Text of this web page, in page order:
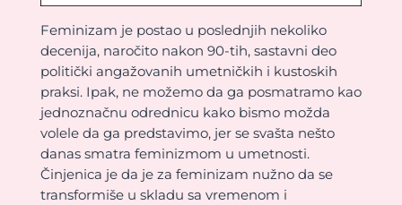
Feminizam je postao u poslednjih nekoliko
decenija, naročito nakon 90-tih, sastavni deo
politički angažovanih umetničkih i kustoskih
praksi. Ipak, ne možemo da ga posmatramo kao
jednoznačnu odrednicu kako bismo možda
volele da ga predstavimo, jer se svašta nešto
danas smatra feminizmom u umetnosti.
Činjenica je da je za feminizam nužno da se
transformiše u skladu sa vremenom i